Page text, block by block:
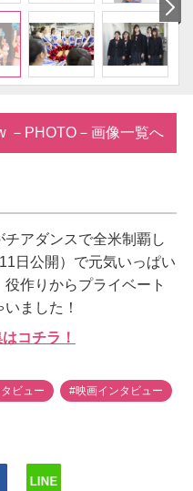
－PHOTO－画像一覧へ
アダンスで全米制覇し
日公開）で元気いっぱい
作りからプライベート
ました！
コチラ！
ビュー #映画インタビュー